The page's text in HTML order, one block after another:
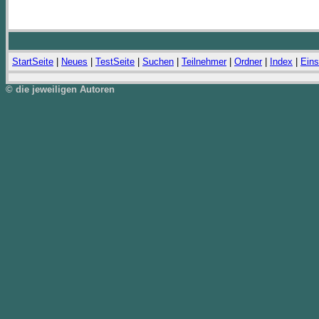
StartSeite Neues TestSeite Suchen Teilnehmer| Ordner| Index
© die jeweiligen Autoren